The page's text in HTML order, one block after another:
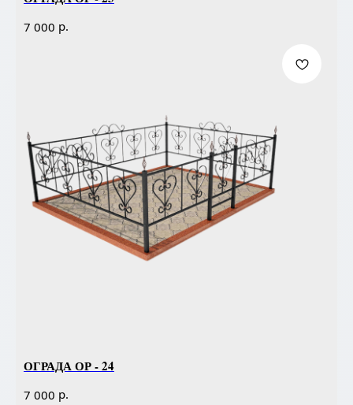
7 000 р.
ОГРАДА ОР - 24
7 000 р.